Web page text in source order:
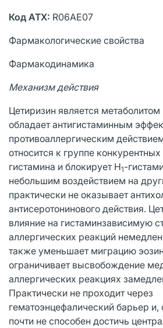
Код ATX: R06AE07
Фармакологические свойства
Фармакодинамика
Механизм действия
Цетиризин является метаболитом
обладает антигистаминным
противоаллергическим
относится к группе конкурентных
гистамина и блокирует H1-
небольшим воздействием на
практически не оказывает
антисеротонинового действия.
влияние на гистаминзависимую
аллергических реакций
также уменьшает миграцию
ограничивает высвобождение
аллергических реакциях
Практически не проходит через
гематоэнцефалический барьер и,
почти не способен достичь